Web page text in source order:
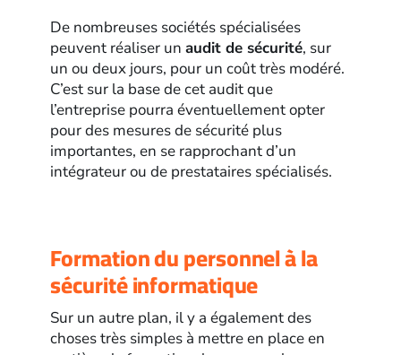
De nombreuses sociétés spécialisées
peuvent réaliser unaudit de sécurité, sur
un ou deux jours, pour un coût très modéré.
C’est sur la base de cet audit que
l’entreprise pourra éventuellement opter
pour des mesures de sécurité plus
importantes, en se rapprochant d’un
intégrateur ou de prestataires spécialisés.
Formation du personnel à la
sécurité informatique
Sur un autre plan, il y a également des
choses très simples à mettre en place en